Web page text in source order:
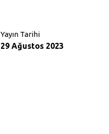
Yayın Tarihi
29 Ağustos 2023